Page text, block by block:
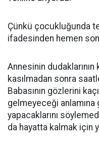
Çünkü çocukluğunda
ifadesinden hemen
Annesinin
kasılmadan sonra
Babasının gözlerini
gelmeyeceği anlamına
yapacaklarını
da hayatta kalmak için